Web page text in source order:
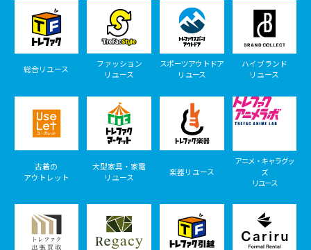
総合リユース
ファッション
リユース
スポーツアウトドア
リユース
ハイブランド
リユース
古着の
アウトレット
大型家具・家電
リユース
楽器リユース
アニメ・キャラグッ
ズ
リユース